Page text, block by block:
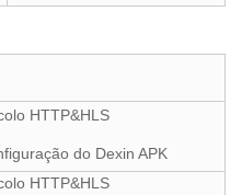
HTTP&HLS
do Dexin APK
HTTP&HLS